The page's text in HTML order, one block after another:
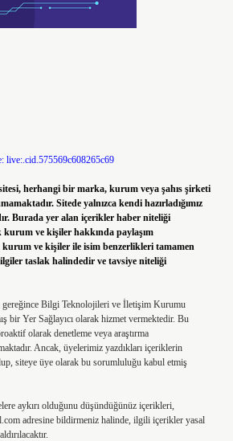
live:.cid.575569c608265c69
herhangi bir marka, kurum veya şahıs şirketi
Sitede yalnızca kendi hazırladığımız
Burada yer alan içerikler haber niteliği
kurum ve kişiler hakkında paylaşım
kurum ve kişiler ile isim benzerlikleri tamamen
taslak halindedir ve tavsiye niteliği
gereğince Bilgi Teknolojileri ve İletişim Kurumu
bir Yer Sağlayıcı olarak hizmet vermektedir. Bu
olarak denetleme veya araştırma
Ancak, üyelerimiz yazdıkları içeriklerin
siteye üye olarak bu sorumluluğu kabul etmiş
aykırı olduğunu düşündüğünüz içerikleri,
adresine bildirmeniz halinde, ilgili içerikler yasal